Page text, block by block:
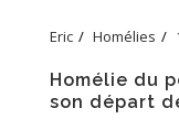
Eric Homélies
Homélie du
son départ